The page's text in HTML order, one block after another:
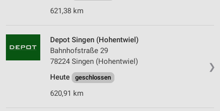
621,38 km
❯
Depot Singen (Hohentwiel)
Bahnhofstraße 29
78224 Singen (Hohentwiel)
Heute
geschlossen
620,91 km